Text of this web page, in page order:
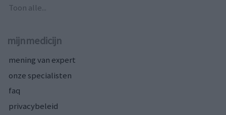
Toon alle...
mijnmedicijn
mening van expert
onze specialisten
faq
privacybeleid